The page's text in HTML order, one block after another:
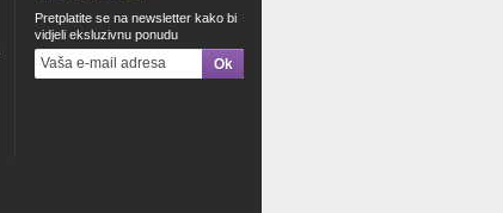
Pretplatite se na newsletter kako bi
vidjeli eksluzivnu ponudu